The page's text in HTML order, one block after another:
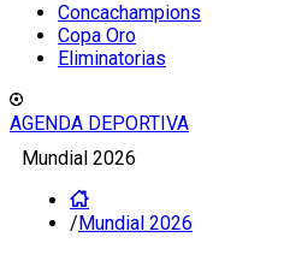
Concachampions
Copa Oro
Eliminatorias
AGENDA DEPORTIVA
Mundial 2026
/Mundial 2026